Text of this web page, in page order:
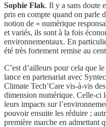
Sophie Flak. Il y a sans doute
pris en compte quand on parle
notion de « numérique
et variés, ils sont à la fois
environnementaux. En
été très fortement remise au
C’est d’ailleurs pour cela que
lance en partenariat avec
Climate Tech’Care vis-à-vis
dimension numérique. Celle-ci
leurs impacts sur
pouvoir ensuite les réduire ;
première marche en admettant